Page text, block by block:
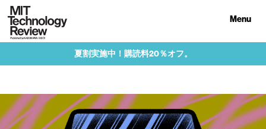
Menu
夏割実施中！購読料20％オフ。